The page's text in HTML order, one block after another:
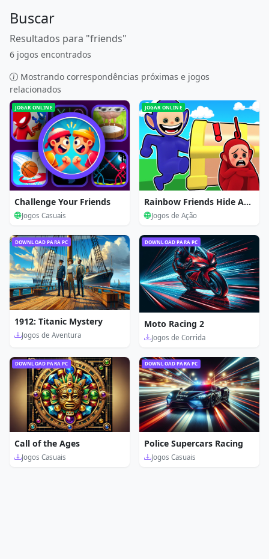
Buscar
Resultados para "friends"
6 jogos encontrados
Mostrando correspondências próximas e jogos
relacionados
JOGAR ONLINE
Challenge Your Friends
Jogos Casuais
JOGAR ONLINE
Rainbow Friends Hide And Seek
Jogos de Ação
DOWNLOAD PARA PC
1912: Titanic Mystery
Jogos de Aventura
DOWNLOAD PARA PC
Moto Racing 2
Jogos de Corrida
DOWNLOAD PARA PC
Call of the Ages
Jogos Casuais
DOWNLOAD PARA PC
Police Supercars Racing
Jogos Casuais